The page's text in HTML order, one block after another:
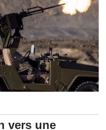
vers une